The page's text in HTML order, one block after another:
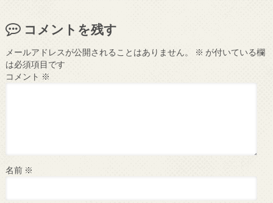
コメントを残す
メールアドレスが公開されることはありません。 ※ が付いている欄
は必須項目です
コメント ※
名前 ※